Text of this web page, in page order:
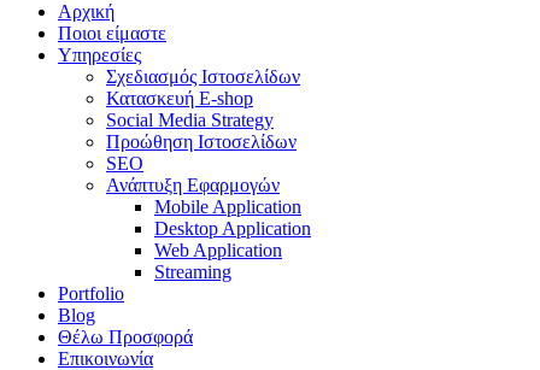
Αρχική
Ποιοι είμαστε
Υπηρεσίες
Σχεδιασμός Ιστοσελίδων
Κατασκευή E-shop
Social Media Strategy
Προώθηση Ιστοσελίδων
SEO
Ανάπτυξη Εφαρμογών
Mobile Application
Desktop Application
Web Application
Streaming
Portfolio
Blog
Θέλω Προσφορά
Επικοινωνία